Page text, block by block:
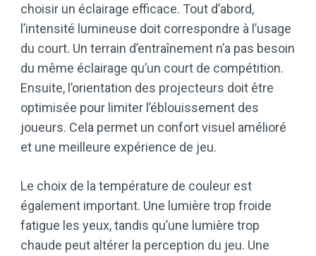
choisir un éclairage efficace. Tout d’abord,
l’intensité lumineuse doit correspondre à l’usage
du court. Un terrain d’entraînement n’a pas besoin
du même éclairage qu’un court de compétition.
Ensuite, l’orientation des projecteurs doit être
optimisée pour limiter l’éblouissement des
joueurs. Cela permet un confort visuel amélioré
et une meilleure expérience de jeu.
Le choix de la température de couleur est
également important. Une lumière trop froide
fatigue les yeux, tandis qu’une lumière trop
chaude peut altérer la perception du jeu. Une